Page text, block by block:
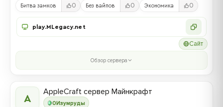
Битва замков 0 Без вайпов 0 Экономика 0
play.MLegacy.net
Сайт
Обзор сервера
A 0Изумруды
AppleCraft сервер Майнкрафт